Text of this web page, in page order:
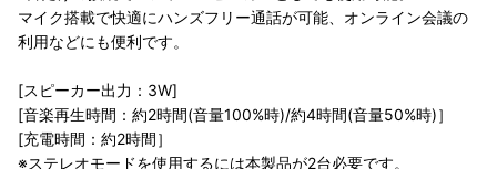
マイク搭載で快適にハンズフリー通話が可能、オンライン会議の
利用などにも便利です。
[スピーカー出力：3W]
[音楽再生時間：約2時間(音量100%時)/約4時間(音量50%時)］
[充電時間：約2時間］
※ステレオモードを使用するには本製品が2台必要です。